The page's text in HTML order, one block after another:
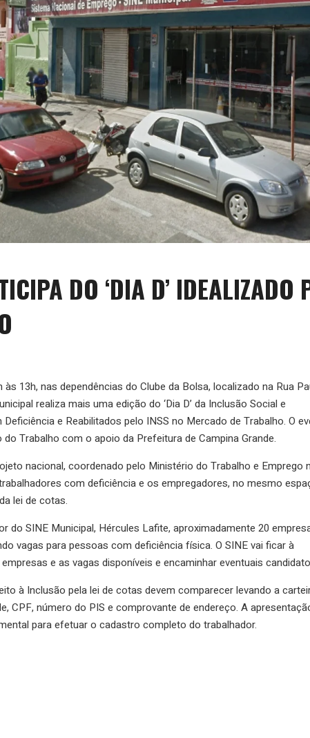
DO ‘DIA D’ IDEALIZADO
13h, nas dependências do Clube da Bolsa, localizado na Rua
realiza mais uma edição do ‘Dia D’ da Inclusão Social e
e Reabilitados pelo INSS no Mercado de Trabalho. O
Trabalho com o apoio da Prefeitura de Campina Grande.
nacional, coordenado pelo Ministério do Trabalho e Emprego
com deficiência e os empregadores, no mesmo
lei de cotas.
do SINE Municipal, Hércules Lafite, aproximadamente 20
vagas para pessoas com deficiência física. O SINE vai ficar à
e as vagas disponíveis e encaminhar eventuais
à Inclusão pela lei de cotas devem comparecer levando a
CPF, número do PIS e comprovante de endereço. A
para efetuar o cadastro completo do trabalhador.